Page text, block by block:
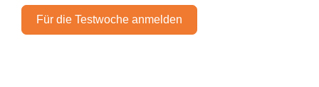
Für die Testwoche anmelden